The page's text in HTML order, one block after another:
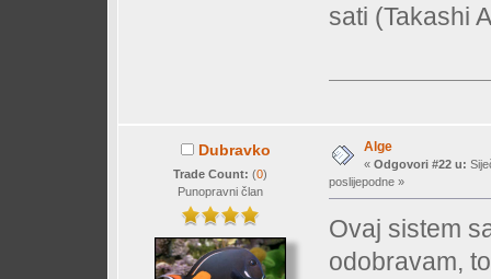
sati (Takashi
Dubravko
Trade Count: (0)
Punopravni član
Alge
« Odgovori #22 u:
poslijepodne »
Ovaj sistem
odobravam,